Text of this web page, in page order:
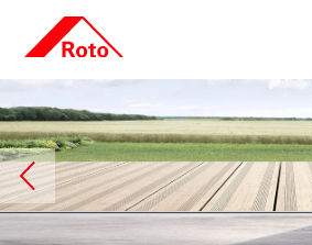
Skip to main content